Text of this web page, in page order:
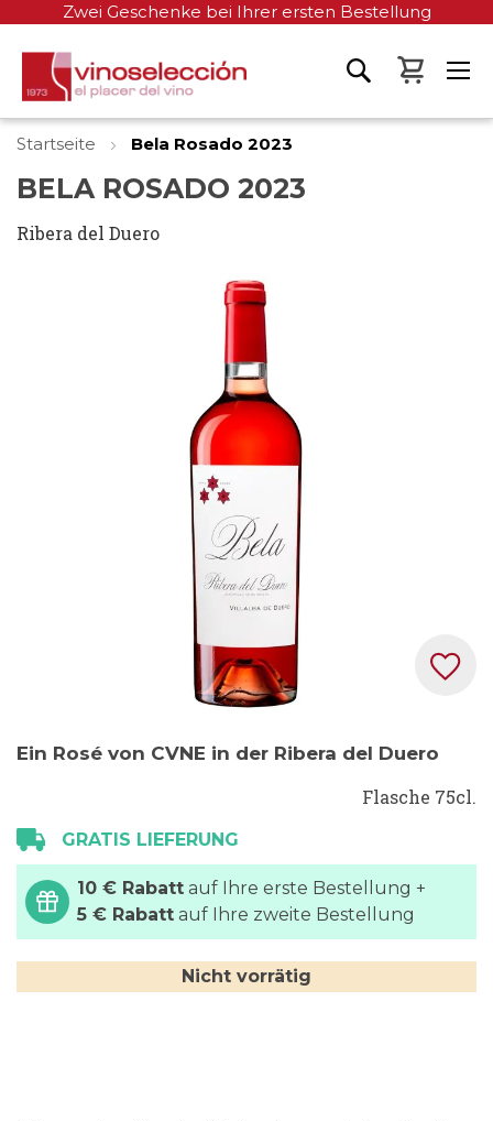
Zwei Geschenke bei Ihrer ersten Bestellung
Mein
Startseite Bela Rosado 2023
BELA ROSADO 2023
Ribera del Duero
Anfang
springen
Ein Rosé von CVNE in der Ribera del Duero
Flasche 75cl.
GRATIS LIEFERUNG
10 € Rabatt auf Ihre erste Bestellung +
5 € Rabatt auf Ihre zweite Bestellung
Nicht vorrätig